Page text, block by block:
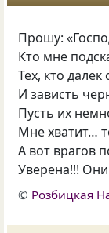
Прошу:
Кто мне
Тех, кто
И зависть
Пусть их
Мне хватит…
А вот врагов
Уверена!!!
© Розбицкая